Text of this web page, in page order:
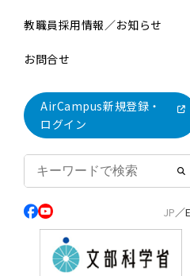
教職員採用情報／お知らせ
お問合せ
AirCampus新規登録・
ログイン